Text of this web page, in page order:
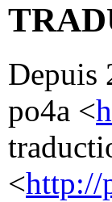
Depuis
po4a <
<http://